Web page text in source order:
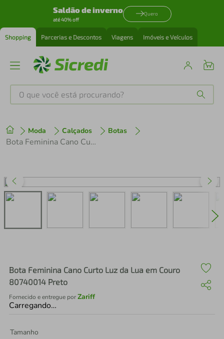
Saldão de inverno
até 40% off
Quero
Shopping Parcerias e Descontos Viagens Imóveis e Veículos
O que você está procurando?
Moda Calçados Botas
Bota Feminina Cano Curto Luz da Lua em Couro 80740014 Preto
Bota Feminina Cano Curto Luz da Lua em Couro
80740014 Preto
Fornecido e entregue porZariff
Carregando…
Tamanho
1º tenis
perfume